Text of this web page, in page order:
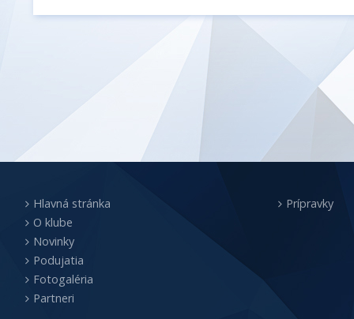
Hlavná stránka
O klube
Novinky
Podujatia
Fotogaléria
Partneri
Prípravky